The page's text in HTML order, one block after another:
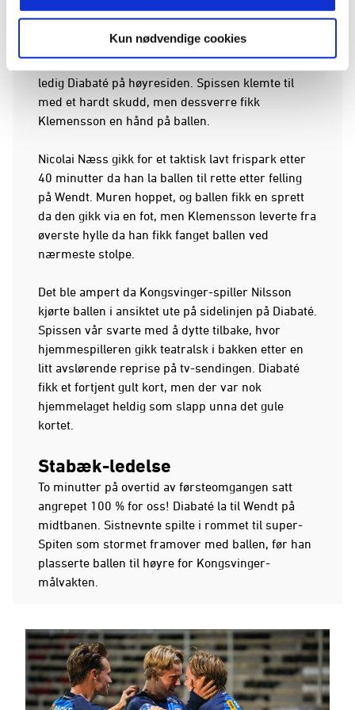
Kun nødvendige cookies
Ballen ble spilt fram til Spiten, som forlenget den
ledig Diabaté på høyresiden. Spissen klemte til
med et hardt skudd, men dessverre fikk
Klemensson en hånd på ballen.
Nicolai Næss gikk for et taktisk lavt frispark etter
40 minutter da han la ballen til rette etter felling
på Wendt. Muren hoppet, og ballen fikk en sprett
da den gikk via en fot, men Klemensson leverte fra
øverste hylle da han fikk fanget ballen ved
nærmeste stolpe.
Det ble ampert da Kongsvinger-spiller Nilsson
kjørte ballen i ansiktet ute på sidelinjen på Diabaté.
Spissen vår svarte med å dytte tilbake, hvor
hjemmespilleren gikk teatralsk i bakken etter en
litt avslørende reprise på tv-sendingen. Diabaté
fikk et fortjent gult kort, men der var nok
hjemmelaget heldig som slapp unna det gule
kortet.
Stabæk-ledelse
To minutter på overtid av førsteomgangen satt
angrepet 100 % for oss! Diabaté la til Wendt på
midtbanen. Sistnevnte spilte i rommet til super-
Spiten som stormet framover med ballen, før han
plasserte ballen til høyre for Kongsvinger-
målvakten.